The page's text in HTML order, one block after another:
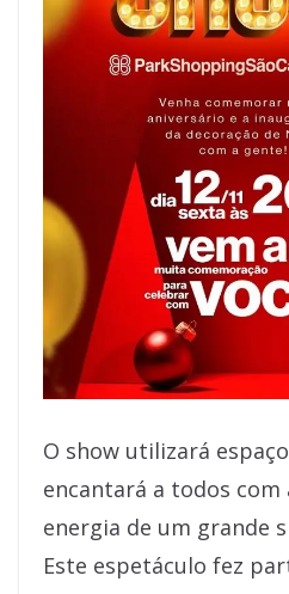
O show utilizará
encantará a todos com
energia de um grande
Este espetáculo fez